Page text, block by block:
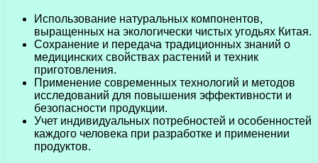
Использование натуральных компонентов,
выращенных на экологически чистых угодьях Китая.
Сохранение и передача традиционных знаний о
медицинских свойствах растений и техник
приготовления.
Применение современных технологий и методов
исследований для повышения эффективности и
безопасности продукции.
Учет индивидуальных потребностей и особенностей
каждого человека при разработке и применении
продуктов.